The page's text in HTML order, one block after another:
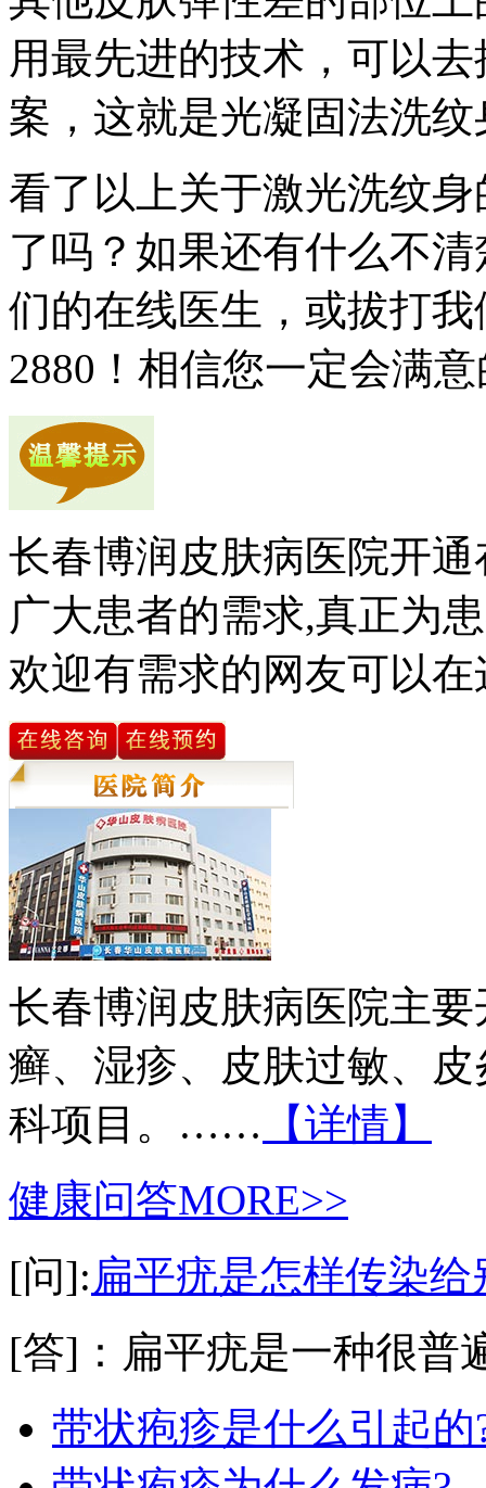
用最先进的技术，可以
案，这就是光凝固法洗纹
看了以上关于激光洗纹
了吗？如果还有什么不
们的在线医生，或拔打
2880！相信您一定会满
长春博润皮肤病医院开
广大患者的需求,真正为
欢迎有需求的网友可以
长春博润皮肤病医院主
癣、湿疹、皮肤过敏、
科项目。…… 【详情】
健康问答MORE>>
[问]:扁平疣是怎样传染给
[答]：扁平疣是一种很普
带状疱疹是什么引起的